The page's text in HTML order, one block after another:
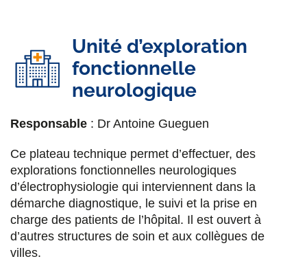
Lou Patriarche
Orthophoniste
Clémentine Garric
PhD, chercheuse translationnelle
Angélina le Jolivet
Secrétaire
Vinciane Wambergue
Neurologue, praticien titulaire.
Électrophysiologie.Epilepsies de l'adulte
Dr Pierre Bourdillon
Neurochirurgien, praticien titulaire.
colloïde.
Directeur dulaboratoire TITAN
Dr Marion Quirins
Neurologue, praticien titulaire.
Électrophysiologie.Epilepsies de l'adulte
Unité d’exploration
fonctionnelle
neurologique
Responsable : Dr Antoine Gueguen
Ce plateau technique permet d’effectuer, des
explorations fonctionnelles neurologiques
d’électrophysiologie qui interviennent dans la
démarche diagnostique, le suivi et la prise en
charge des patients de l’hôpital. Il est ouvert à
d’autres structures de soin et aux collègues de
villes.